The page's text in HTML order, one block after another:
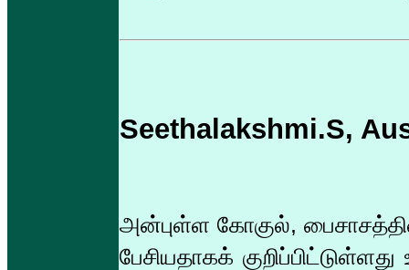
Seethalakshmi.S,
அன்புள்ள கோகுல், பைசாசத்தின்
பேசியதாகக்